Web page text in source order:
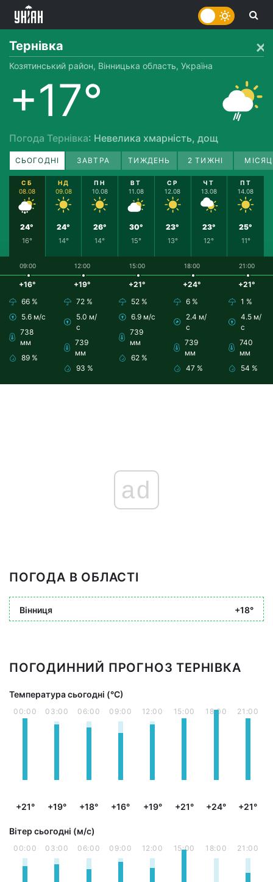
Тернівка
Козятинський район, Вінницька область, Україна
+17°
Погода Тернівка: Невелика хмарність, дощ
СЬОГОДНІ ЗАВТРА ТИЖДЕНЬ 2 ТИЖНІ
СБ
08.08
24°
16°
НД
09.08
24°
14°
ПН
10.08
26°
14°
ВТ
11.08
30°
15°
СР
12.08
23°
13°
ЧТ
13.08
23°
12°
ПТ
14.08
25°
11°
09:00
+16°
66 %
5.6 м/с
738
мм
89 %
12:00
+19°
72 %
5.0 м/
с
739
мм
93 %
15:00
+21°
52 %
6.9 м/с
739
мм
62 %
18:00
+24°
6 %
2.4 м/
с
739
мм
47 %
21:00
+21°
1 %
4.5 м/
с
740
мм
54 %
ad
ПОГОДА В ОБЛАСТІ
Вінниця +18°
ПОГОДИННИЙ ПРОГНОЗ ТЕРНІВКА
Температура сьогодні (°С)
00:00
+21°
03:00
+19°
06:00
+18°
09:00
+16°
12:00
+19°
15:00
+21°
18:00
+24°
21:00
+21°
Вітер сьогодні (м/с)
00:00 03:00 06:00 09:00 12:00 15:00 18:00 21:00